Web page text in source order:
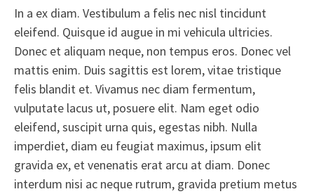
In a ex diam. Vestibulum a felis nec nisl tincidunt
eleifend. Quisque id augue in mi vehicula ultricies.
Donec et aliquam neque, non tempus eros. Donec vel
mattis enim. Duis sagittis est lorem, vitae tristique
felis blandit et. Vivamus nec diam fermentum,
vulputate lacus ut, posuere elit. Nam eget odio
eleifend, suscipit urna quis, egestas nibh. Nulla
imperdiet, diam eu feugiat maximus, ipsum elit
gravida ex, et venenatis erat arcu at diam. Donec
interdum nisi ac neque rutrum, gravida pretium metus